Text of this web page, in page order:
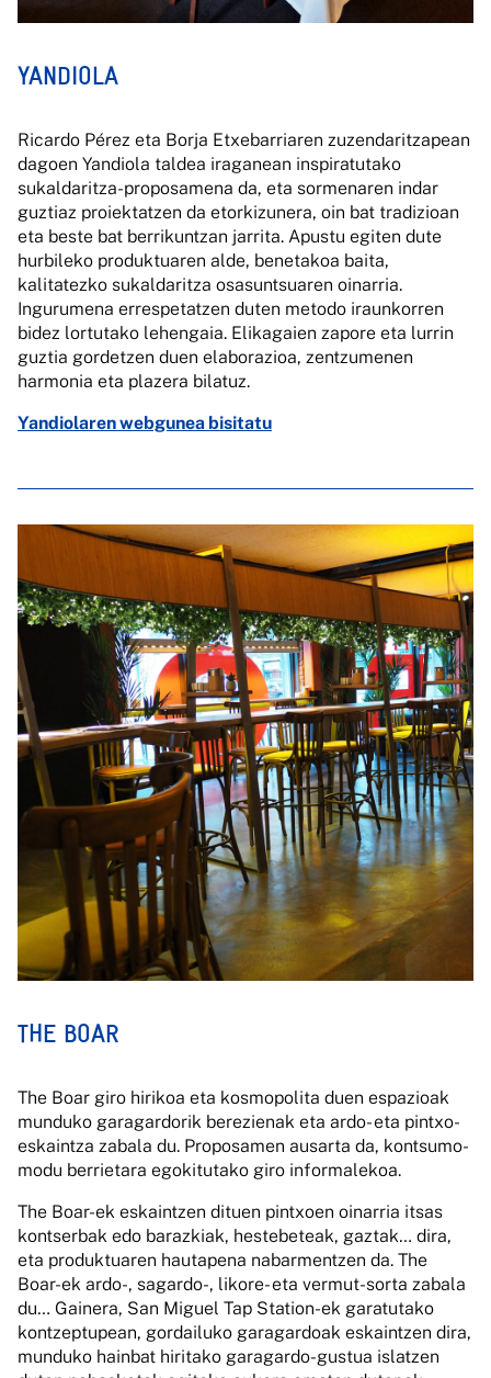
YANDIOLA
Ricardo Pérez eta Borja Etxebarriaren zuzendaritzapean
dagoen Yandiola taldea iraganean inspiratutako
sukaldaritza-proposamena da, eta sormenaren indar
guztiaz proiektatzen da etorkizunera, oin bat tradizioan
eta beste bat berrikuntzan jarrita. Apustu egiten dute
hurbileko produktuaren alde, benetakoa baita,
kalitatezko sukaldaritza osasuntsuaren oinarria.
Ingurumena errespetatzen duten metodo iraunkorren
bidez lortutako lehengaia. Elikagaien zapore eta lurrin
guztia gordetzen duen elaborazioa, zentzumenen
harmonia eta plazera bilatuz.
Yandiolaren webgunea bisitatu
THE BOAR
The Boar giro hirikoa eta kosmopolita duen espazioak
munduko garagardorik berezienak eta ardo- eta pintxo-
eskaintza zabala du. Proposamen ausarta da, kontsumo-
modu berrietara egokitutako giro informalekoa.
The Boar-ek eskaintzen dituen pintxoen oinarria itsas
kontserbak edo barazkiak, hestebeteak, gaztak… dira,
eta produktuaren hautapena nabarmentzen da. The
Boar-ek ardo-, sagardo-, likore- eta vermut-sorta zabala
du… Gainera, San Miguel Tap Station-ek garatutako
kontzeptupean, gordailuko garagardoak eskaintzen dira,
munduko hainbat hiritako garagardo-gustua islatzen